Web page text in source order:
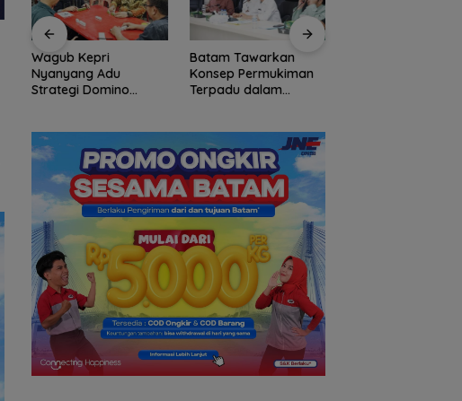
Wagub Kepri
Nyanyang Adu
Strategi Domino
Network
Batam Tawarkan
Konsep Permukiman
Terpadu dalam